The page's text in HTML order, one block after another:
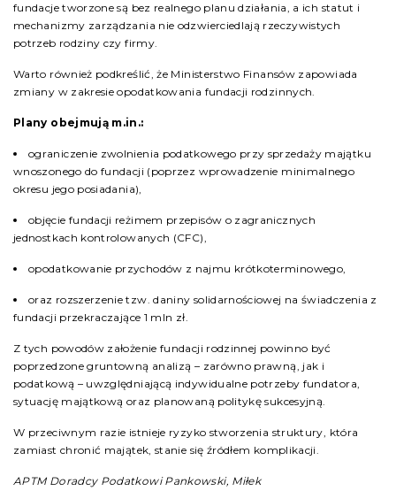
fundacje tworzone są bez realnego planu działania, a ich statut i
mechanizmy zarządzania nie odzwierciedlają rzeczywistych
potrzeb rodziny czy firmy.
Warto również podkreślić, że Ministerstwo Finansów zapowiada
zmiany w zakresie opodatkowania fundacji rodzinnych.
Plany obejmują m.in.:
ograniczenie zwolnienia podatkowego przy sprzedaży majątku
wnoszonego do fundacji (poprzez wprowadzenie minimalnego
okresu jego posiadania),
objęcie fundacji reżimem przepisów o zagranicznych
jednostkach kontrolowanych (CFC),
opodatkowanie przychodów z najmu krótkoterminowego,
oraz rozszerzenie tzw. daniny solidarnościowej na świadczenia z
fundacji przekraczające 1 mln zł.
Z tych powodów założenie fundacji rodzinnej powinno być
poprzedzone gruntowną analizą – zarówno prawną, jak i
podatkową – uwzględniającą indywidualne potrzeby fundatora,
sytuację majątkową oraz planowaną politykę sukcesyjną.
W przeciwnym razie istnieje ryzyko stworzenia struktury, która
zamiast chronić majątek, stanie się źródłem komplikacji.
APTM Doradcy Podatkowi Pankowski, Miłek